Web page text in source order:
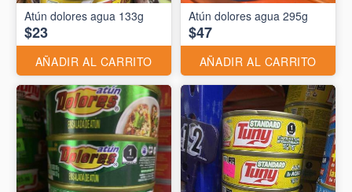
Atún dolores agua 133g
$23
AÑADIR AL CARRITO
Atún dolores agua 295g
$47
AÑADIR AL CARRITO